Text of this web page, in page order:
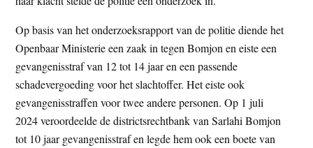
Op basis van het onderzoeksrapport van de politie diende het
Openbaar Ministerie een zaak in tegen Bomjon en eiste een
gevangenisstraf van 12 tot 14 jaar en een passende
schadevergoeding voor het slachtoffer. Het eiste ook
gevangenisstraffen voor twee andere personen. Op 1 juli
2024 veroordeelde de districtsrechtbank van Sarlahi Bomjon
tot 10 jaar gevangenisstraf en legde hem ook een boete van